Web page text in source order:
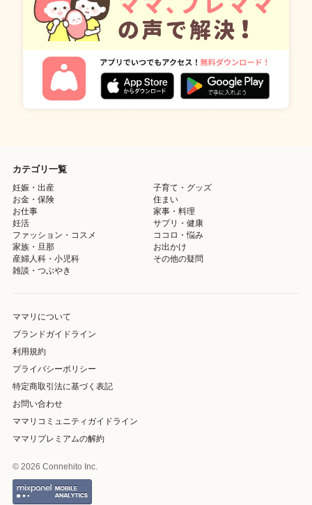
カテゴリ一覧
妊娠・出産
子育て・グッズ
お金・保険
住まい
お仕事
家事・料理
妊活
サプリ・健康
ファッション・コスメ
ココロ・悩み
家族・旦那
お出かけ
産婦人科・小児科
その他の疑問
雑談・つぶやき
ママリについて
ブランドガイドライン
利用規約
プライバシーポリシー
特定商取引法に基づく表記
お問い合わせ
ママリコミュニティガイドライン
ママリプレミアムの解約
© 2026 Connehito Inc.